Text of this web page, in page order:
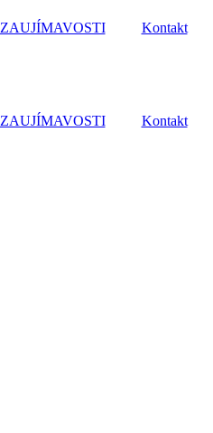
ZAUJÍMAVOSTI Kontakt
ZAUJÍMAVOSTI Kontakt